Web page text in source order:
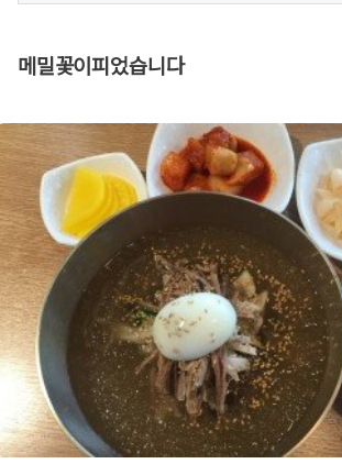
메밀꽃이피었습니다